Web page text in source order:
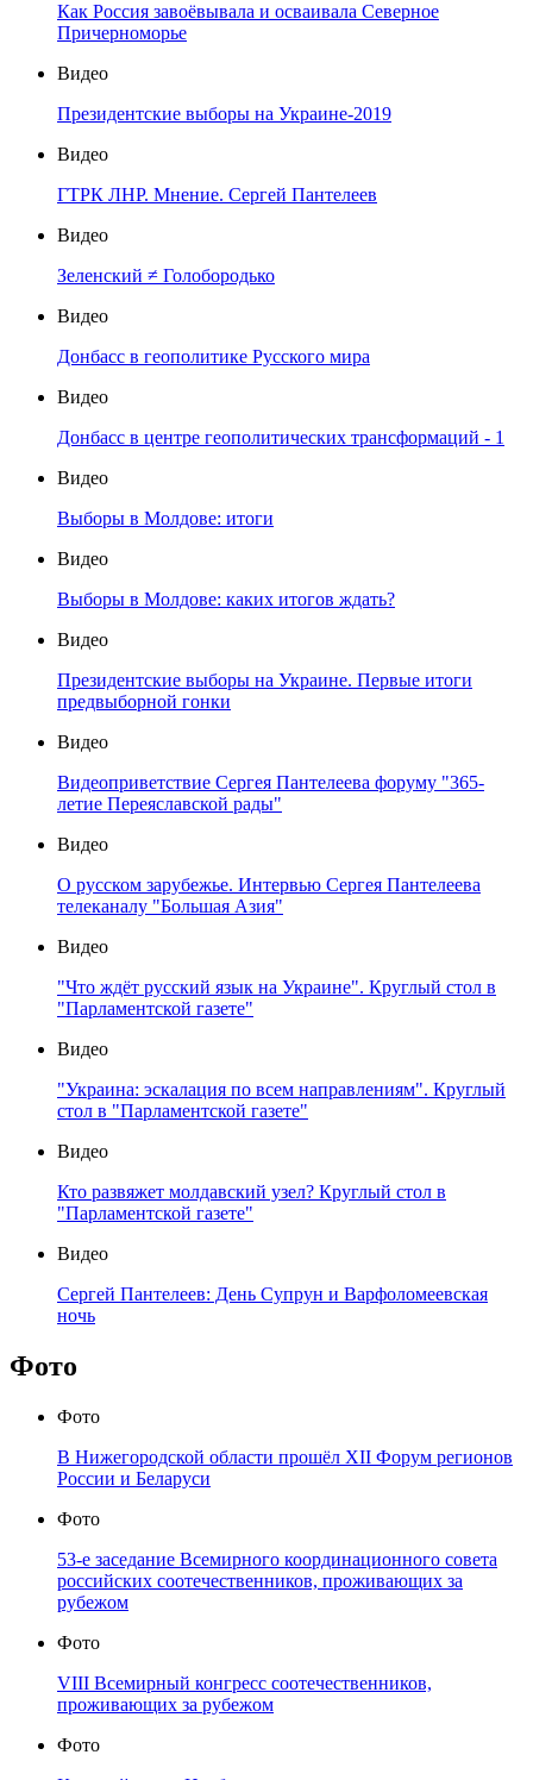
Как Россия завоёвывала и осваивала Северное
Причерноморье
Видео
Президентские выборы на Украине-2019
Видео
ГТРК ЛНР. Мнение. Сергей Пантелеев
Видео
Зеленский ≠ Голобородько
Видео
Донбасс в геополитике Русского мира
Видео
Донбасс в центре геополитических трансформаций - 1
Видео
Выборы в Молдове: итоги
Видео
Выборы в Молдове: каких итогов ждать?
Видео
Президентские выборы на Украине. Первые итоги
предвыборной гонки
Видео
Видеоприветствие Сергея Пантелеева форуму "365-
летие Переяславской рады"
Видео
О русском зарубежье. Интервью Сергея Пантелеева
телеканалу "Большая Азия"
Видео
"Что ждёт русский язык на Украине". Круглый стол в
"Парламентской газете"
Видео
"Украина: эскалация по всем направлениям". Круглый
стол в "Парламентской газете"
Видео
Кто развяжет молдавский узел? Круглый стол в
"Парламентской газете"
Видео
Сергей Пантелеев: День Супрун и Варфоломеевская
ночь
Фото
Фото
В Нижегородской области прошёл XII Форум регионов
России и Беларуси
Фото
53-е заседание Всемирного координационного совета
российских соотечественников, проживающих за
рубежом
Фото
VIII Всемирный конгресс соотечественников,
проживающих за рубежом
Фото